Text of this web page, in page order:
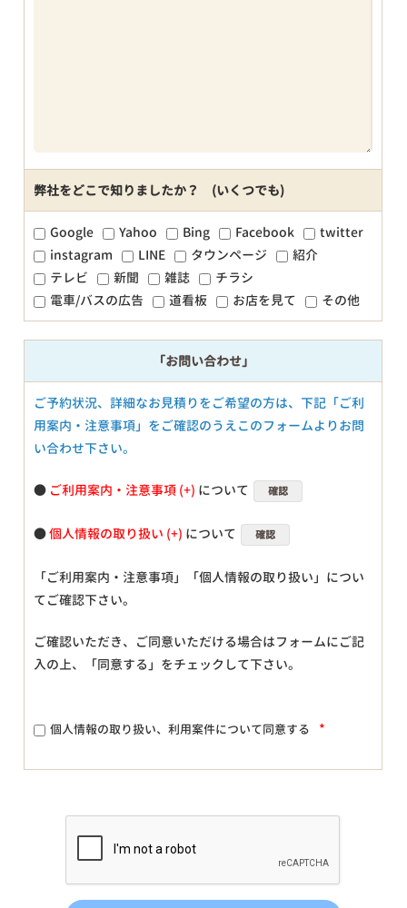
弊社をどこで知りましたか？ (いくつでも)
Google Yahoo Bing Facebook
twitter
instagram
LINE タウンページ
紹介
テレビ
新聞 雑誌
チラシ
電車/バスの広告
道看板 お店を見て その他
「お問い合わせ」
ご予約状況、詳細なお見積りをご希望の方は、下記「ご利
用案内・注意事項」をご確認のうえこのフォームよりお問
い合わせ下さい。
● ご利用案内・注意事項 について 確認
●個人情報の取り扱い について 確認
「ご利用案内・注意事項」「個人情報の取り扱い」につい
てご確認下さい。
ご確認いただき、ご同意いただける場合はフォームにご記
入の上、「同意する」をチェックして下さい。
個人情報の取り扱い、利用案件について同意する *